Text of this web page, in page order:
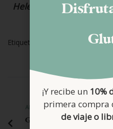
Helena
Etiquetas: Recetas Dulces
ANTERIOR
Guía Praga, Viena y
¡Y recibe un 10%
primera compra
de viaje o